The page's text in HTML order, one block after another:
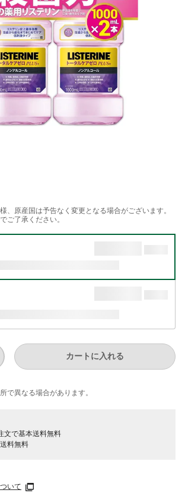
、原産国は予告なく変更となる場合がございます。
ご了承ください。
カートに入れる
で​異なる​場合が​あります。
文で基本送料無料
料無料
いて